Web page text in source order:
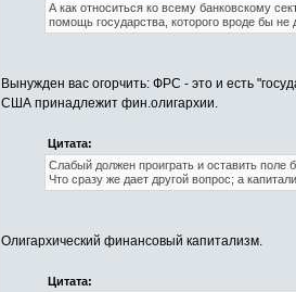
А как относиться ко всему банковскому
помощь государства, которого вроде бы
Вынужден вас огорчить: ФРС - это и есть
США принадлежит фин.олигархии.
Цитата:
Слабый должен проиграть и оставить поле
Что сразу же дает другой вопрос; а
Олигархический финансовый капитализм.
Цитата: